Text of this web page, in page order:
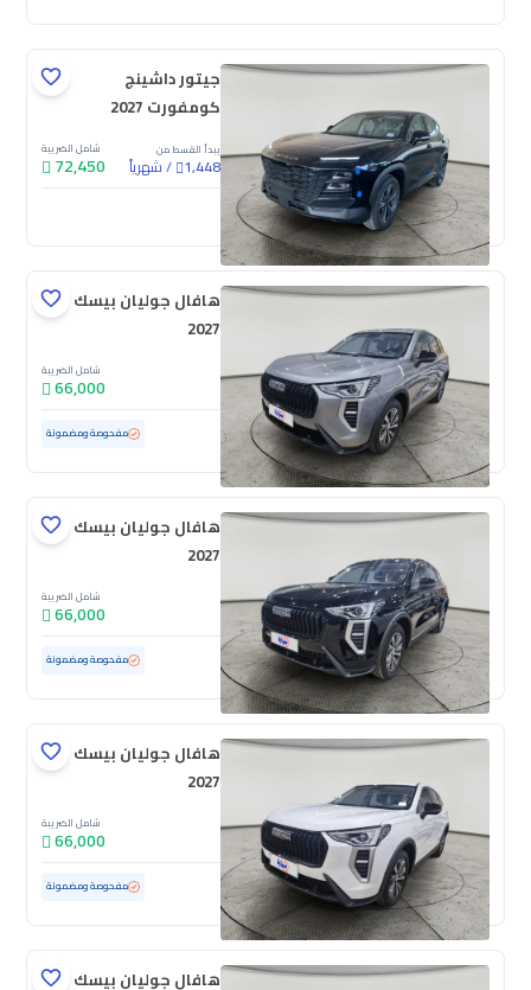
جيتور داشينج
كومفورت 2027
يبدأ القسط من
1,448
/شهرياً
شامل الضريبة
72,450
جديدة
هافال جوليان بيسك
2027
شامل الضريبة
66,000
مستعملة 100 كم ممشى قليل مفحوصة ومضمونة
هافال جوليان بيسك
2027
شامل الضريبة
66,000
مستعملة 100 كم ممشى قليل مفحوصة ومضمونة
هافال جوليان بيسك
2027
شامل الضريبة
66,000
مستعملة 100 كم ممشى قليل مفحوصة ومضمونة
هافال جوليان بيسك